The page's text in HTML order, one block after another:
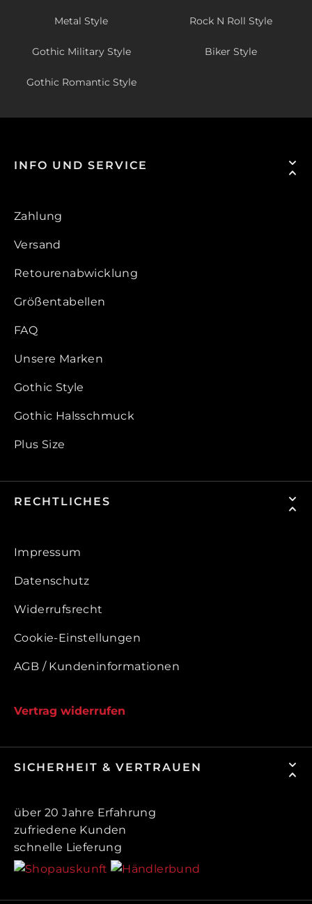
Metal Style Rock N Roll Style
Gothic Military Style Biker Style
Gothic Romantic Style
INFO UND SERVICE
Zahlung
Versand
Retourenabwicklung
Größentabellen
FAQ
Unsere Marken
Gothic Style
Gothic Halsschmuck
Plus Size
RECHTLICHES
Impressum
Datenschutz
Widerrufsrecht
Cookie-Einstellungen
AGB / Kundeninformationen
Vertrag widerrufen
SICHERHEIT & VERTRAUEN
über 20 Jahre Erfahrung
zufriedene Kunden
schnelle Lieferung